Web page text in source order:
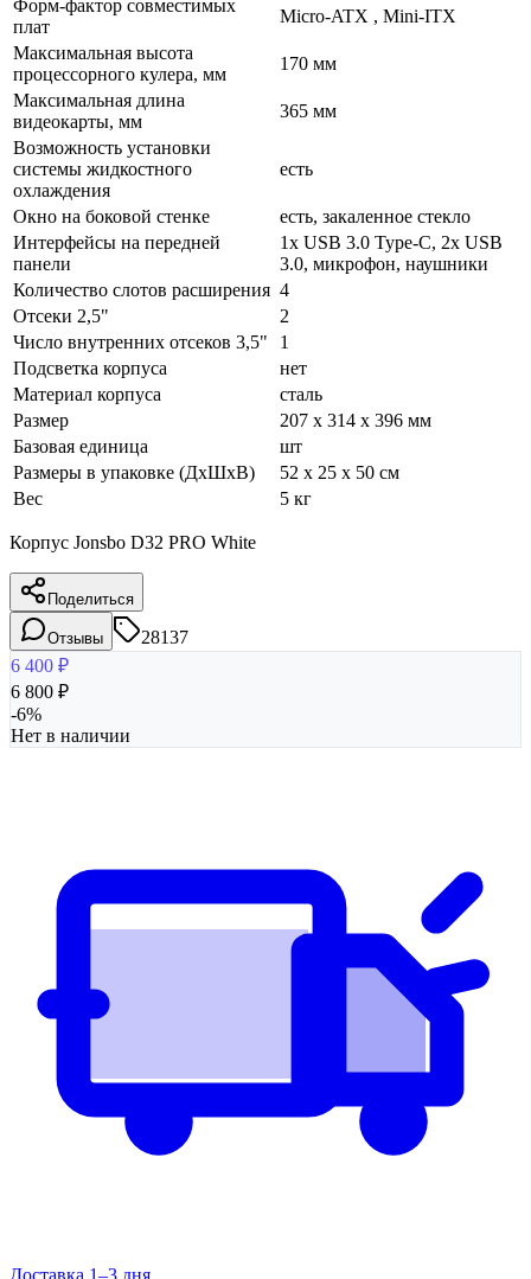
Форм-фактор совместимых
плат
Micro-ATX , Mini-ITX
Максимальная высота
процессорного кулера, мм
170 мм
Максимальная длина
видеокарты, мм
365 мм
Возможность установки
системы жидкостного
охлаждения
есть
Окно на боковой стенке
есть, закаленное стекло
Интерфейсы на передней
панели
1x USB 3.0 Type-C, 2x USB
3.0, микрофон, наушники
Количество слотов расширения 4
Отсеки 2,5"
2
Число внутренних отсеков 3,5"
1
Подсветка корпуса
нет
Материал корпуса
сталь
Размер
207 x 314 x 396 мм
Базовая единица
шт
Размеры в упаковке (ДхШхВ)
52 x 25 x 50 см
Вес
5 кг
Корпус Jonsbo D32 PRO White
Поделиться
Отзывы
28137
6 400 ₽
6 800 ₽
-6%
Нет в наличии
Доставка 1–3 дня